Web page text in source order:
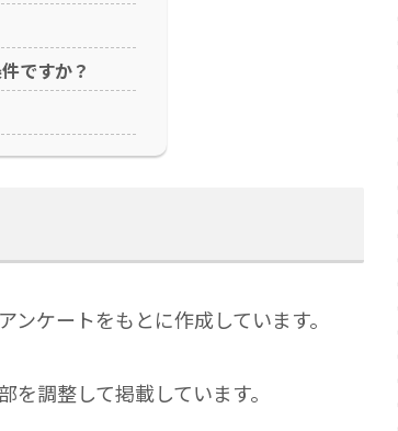
ですか？
ケートをもとに作成しています。
調整して掲載しています。